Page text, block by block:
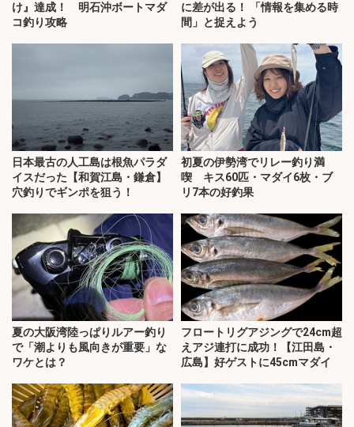
け』達成！ 明石沖ボートマダ
コ釣り攻略
に差が出る！ 「情報を集める時
間」と捉えよう
日本最古の人工島は根魚パラダ
イスだった【和賀江島・鎌倉】
穴釣りでギンポを狙う！
初夏の伊勢湾でリレー釣り満
喫 キス60匹・マダイ6枚・ブ
リ7本の好釣果
夏の大阪湾陸っぱりルアー釣り
で「潮よりも風向きが重要」な
ワケとは？
フロートリグアジングで24cm超
えアジ連打に成功！【江田島・
広島】好ゲストに45cmマダイ